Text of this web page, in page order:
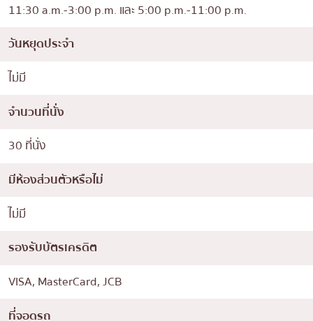
11:30 a.m.-3:00 p.m. และ 5:00 p.m.-11:00 p.m.
วันหยุดประจำ
ไม่มี
จำนวนที่นั่ง
30 ที่นั่ง
มีห้องส่วนตัวหรือไม่
ไม่มี
รองรับบัตรเครดิต
VISA, MasterCard, JCB
ที่จอดรถ